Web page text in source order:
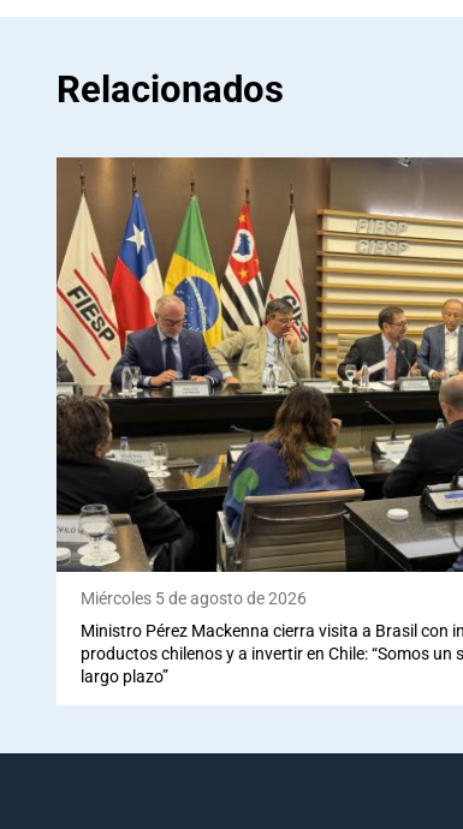
Relacionados
Miércoles 5 de agosto de 2026
Ministro Pérez Mackenna cierra visita a Brasil con
productos chilenos y a invertir en Chile: “Somos
largo plazo”